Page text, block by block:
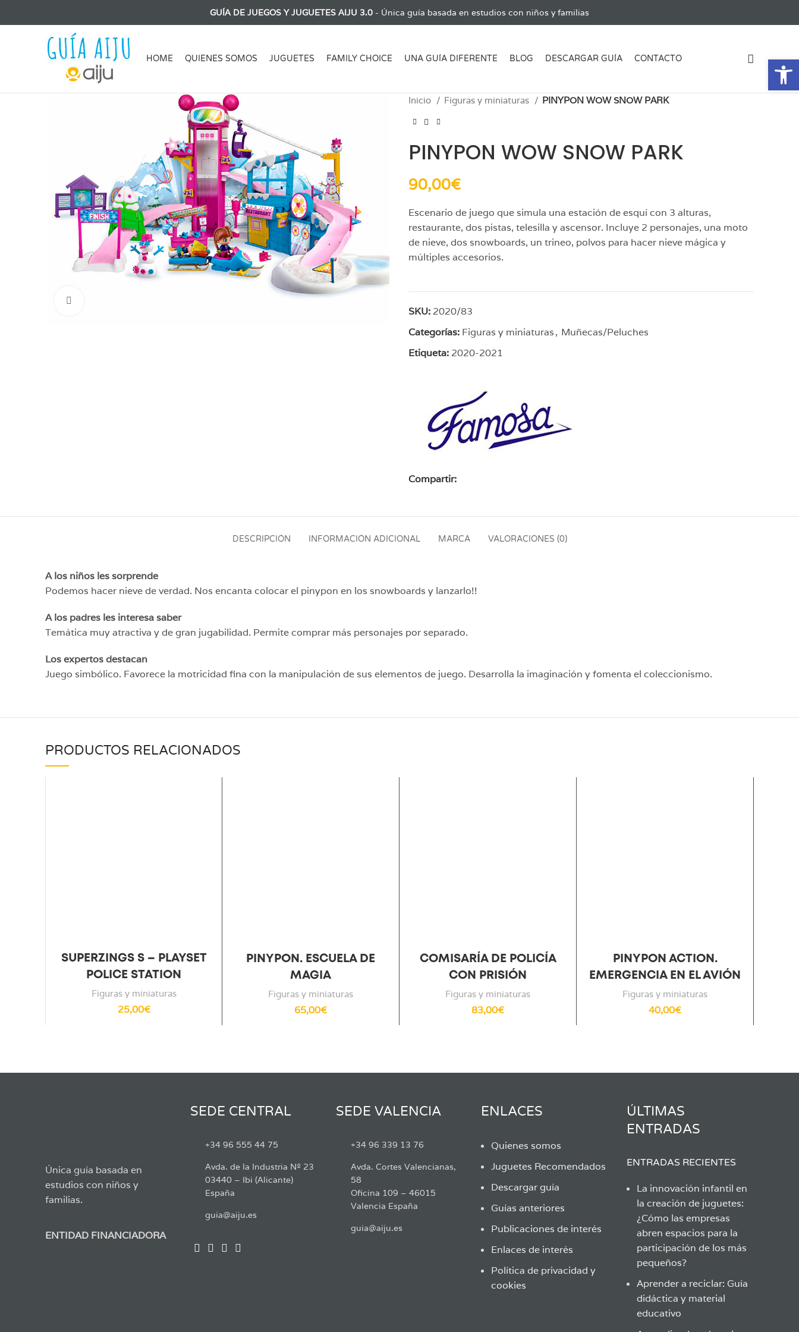
GUÍA DE JUEGOS Y JUGUETES AIJU 3.0 - Única guía basada en estudios con niños y familias
HOME QUIENES SOMOS JUGUETES FAMILY CHOICE UNA GUÍA DIFERENTE BLOG DESCARGAR GUÍA CONTACTO
Inicio Figuras y miniaturas PINYPON WOW SNOW PARK
PINYPON WOW SNOW PARK
90,00€
Escenario de juego que simula una estación de esquí con 3 alturas,
restaurante, dos pistas, telesilla y ascensor. Incluye 2 personajes, una moto
de nieve, dos snowboards, un trineo, polvos para hacer nieve mágica y
múltiples accesorios.
SKU: 2020/83
Categorías: Figuras y miniaturas, Muñecas/Peluches
Etiqueta: 2020-2021
Compartir:
DESCRIPCIÓN INFORMACIÓN ADICIONAL MARCA VALORACIONES (0)
A los niños les sorprende
Podemos hacer nieve de verdad. Nos encanta colocar el pinypon en los snowboards y lanzarlo!!
A los padres les interesa saber
Temática muy atractiva y de gran jugabilidad. Permite comprar más personajes por separado.
Los expertos destacan
Juego simbólico. Favorece la motricidad fina con la manipulación de sus elementos de juego. Desarrolla la imaginación y fomenta el coleccionismo.
PRODUCTOS RELACIONADOS
SUPERZINGS S – PLAYSET
POLICE STATION
Figuras y miniaturas
25,00€
PINYPON. ESCUELA DE
MAGIA
Figuras y miniaturas
65,00€
COMISARÍA DE POLICÍA
CON PRISIÓN
Figuras y miniaturas
83,00€
PINYPON ACTION.
EMERGENCIA EN EL AVIÓN
Figuras y miniaturas
40,00€
Única guía basada en
estudios con niños y
familias.
ENTIDAD FINANCIADORA
SEDE CENTRAL
+34 96 555 44 75
Avda. de la Industria Nº 23
03440 – Ibi (Alicante)
España
guia@aiju.es
SEDE VALENCIA
+34 96 339 13 76
Avda. Cortes Valencianas,
58
Oficina 109 – 46015
Valencia España
guia@aiju.es
ENLACES
Quienes somos
Juguetes Recomendados
Descargar guía
Guías anteriores
Publicaciones de interés
Enlaces de interés
Política de privacidad y
cookies
ÚLTIMAS
ENTRADAS
ENTRADAS RECIENTES
La innovación infantil en
la creación de juguetes:
¿Cómo las empresas
abren espacios para la
participación de los más
pequeños?
Aprender a reciclar: Guía
didáctica y material
educativo